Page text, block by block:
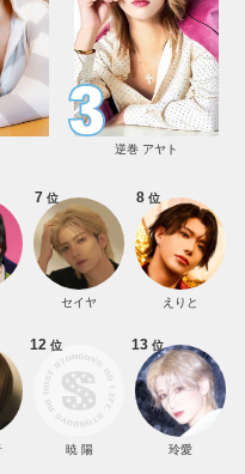
逆巻 アヤト
7 位
セイヤ
8位
えりと
12 位
暁 陽
13 位
玲愛